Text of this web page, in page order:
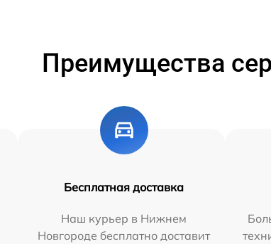
Преимущества
Бесплатная доставка
Наш курьер в Нижнем
Новгороде бесплатно доставит